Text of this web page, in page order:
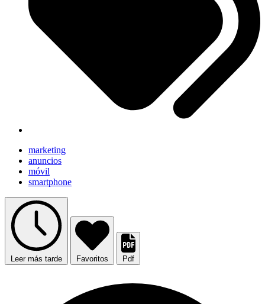
marketing
anuncios
móvil
smartphone
Leer más tarde Favoritos Pdf